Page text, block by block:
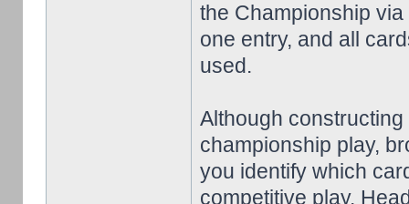
the Championship
one entry, and all
used.
Although
championship play,
you identify which
competitive play.